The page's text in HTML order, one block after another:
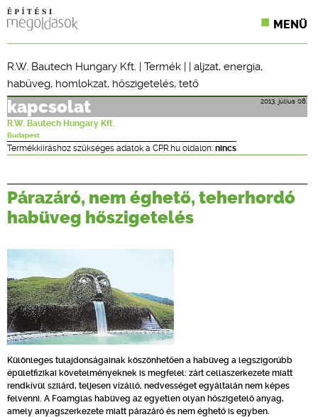
MENÜ
SZAKLAPOK
CPR TERMÉKKIÍRÁS
ÉPÍTÉSI JOG
ONLINE KÉPZÉSEK
TERVEZÉSI SEGÉDLETEK
R.W. Bautech Hungary Kft. | Termék | | aljzat, energia,
habüveg, homlokzat, hőszigetelés, tető
2013. július 08.
kapcsolat
R.W. Bautech Hungary Kft.
Budapest
Termékkiíráshoz szükséges adatok a CPR.hu oldalon: nincs
Párazáró, nem éghető, teherhordó
habüveg hőszigetelés
Különleges tulajdonságainak köszönhetően a habüveg a legszigorúbb
épületfizikai követelményeknek is megfelel: zárt cellaszerkezete miatt
rendkívül szilárd, teljesen vízálló, nedvességet egyáltalán nem képes
felvenni. A Foamglas habüveg az egyetlen olyan hőszigetelő anyag,
amely anyagszerkezete miatt párazáró és nem éghető is egyben.